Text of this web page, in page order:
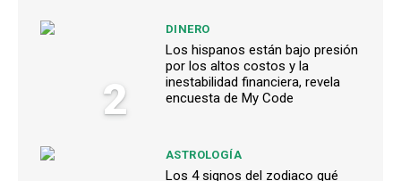
2
DINERO
Los hispanos están bajo presión
por los altos costos y la
inestabilidad financiera, revela
encuesta de My Code
ASTROLOGÍA
Los 4 signos del zodiaco qué